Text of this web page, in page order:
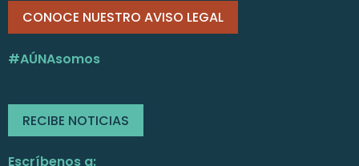
CONOCE NUESTRO AVISO LEGAL
#AÚNAsomos
RECIBE NOTICIAS
Escríbenos a: